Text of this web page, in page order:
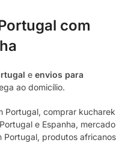
com
e envios para
ao domicílio.
Portugal, comprar kucharek
e Espanha, mercado
Portugal, produtos africanos